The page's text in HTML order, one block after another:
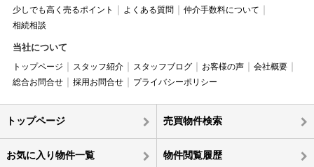
少しでも高く売るポイント
よくある質問
仲介手数料について
相続相談
当社について
トップページ スタッフ紹介 スタッフブログ お客様の声
会社概要
総合お問合せ
採用お問合せ プライバシーポリシー
トップページ 売買物件検索
お気に入り物件一覧 物件閲覧履歴